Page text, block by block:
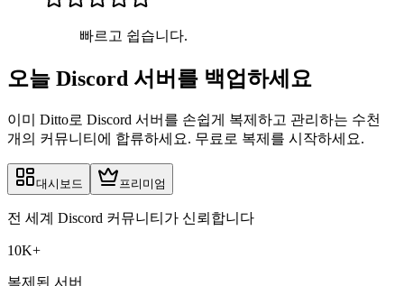
빠르고 쉽습니다.
오늘 Discord 서버를 백업하세요
이미 Ditto로 Discord 서버를 손쉽게 복제하고 관리하는 수천
개의 커뮤니티에 합류하세요. 무료로 복제를 시작하세요.
대시보드 프리미엄
전 세계 Discord 커뮤니티가 신뢰합니다
10K+
복제된 서버